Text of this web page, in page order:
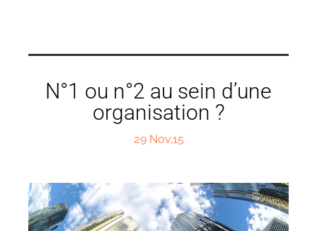
N°1 ou n°2 au sein d’une
organisation ?
29 Nov,15